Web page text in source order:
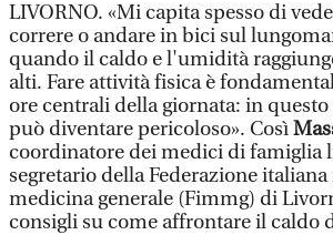
LIVORNO. «Mi capita spesso di
correre o andare in bici sul
quando il caldo e l'umidità
alti. Fare attività fisica è
ore centrali della giornata: in
può diventare pericoloso». Così
coordinatore dei medici di famiglia
segretario della Federazione
medicina generale (Fimmg) di
consigli su come affrontare il caldo